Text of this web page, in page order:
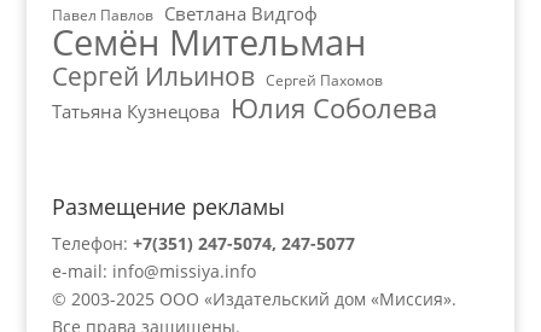
Павел Павлов Светлана Видгоф
Семён Мительман
Сергей Ильинов Сергей Пахомов
Татьяна Кузнецова Юлия Соболева
Размещение рекламы
Телефон: +7(351) 247-5074, 247-5077
e-mail: info@missiya.info
© 2003-2025 ООО «Издательский дом «Миссия».
Все права защищены.